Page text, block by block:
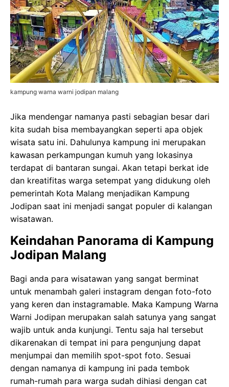
kampung warna warni jodipan malang
Jika mendengar namanya pasti sebagian besar dari
kita sudah bisa membayangkan seperti apa objek
wisata satu ini. Dahulunya kampung ini merupakan
kawasan perkampungan kumuh yang lokasinya
terdapat di bantaran sungai. Akan tetapi berkat ide
dan kreatifitas warga setempat yang didukung oleh
pemerintah Kota Malang menjadikan Kampung
Jodipan saat ini menjadi sangat populer di kalangan
wisatawan.
Keindahan Panorama di Kampung
Jodipan Malang
Bagi anda para wisatawan yang sangat berminat
untuk menambah galeri instagram dengan foto-foto
yang keren dan instagramable. Maka Kampung Warna
Warni Jodipan merupakan salah satunya yang sangat
wajib untuk anda kunjungi. Tentu saja hal tersebut
dikarenakan di tempat ini para pengunjung dapat
menjumpai dan memilih spot-spot foto. Sesuai
dengan namanya di kampung ini pada tembok
rumah-rumah para warga sudah dihiasi dengan cat